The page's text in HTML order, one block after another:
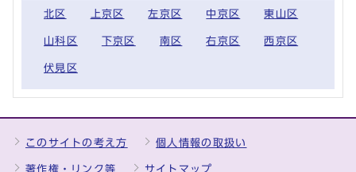
北区 上京区 左京区 中京区 東山区
山科区 下京区 南区 右京区 西京区
伏見区
このサイトの考え方 個人情報の取扱い
著作権・リンク等 サイトマップ